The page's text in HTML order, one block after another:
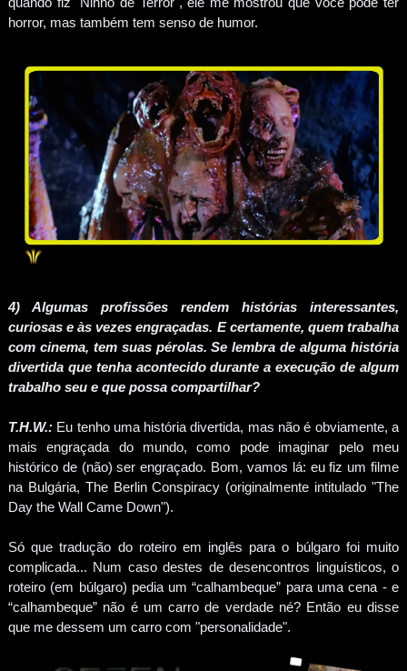
horror, mas também tem senso de humor.
4) Algumas profissões rendem histórias interessantes,
curiosas e às vezes engraçadas. E certamente, quem trabalha
com cinema, tem suas pérolas. Se lembra de alguma história
divertida que tenha acontecido durante a execução de algum
trabalho seu e que possa compartilhar?
T.H.W.:Eu tenho uma história divertida, mas não é obviamente, a
mais engraçada do mundo, como pode imaginar pelo meu
histórico de (não) ser engraçado. Bom, vamos lá: eu fiz um filme
na Bulgária, The Berlin Conspiracy (originalmente intitulado "The
Day the Wall Came Down").
Só que tradução do roteiro em inglês para o búlgaro foi muito
complicada... Num caso destes de desencontros linguísticos, o
roteiro (em búlgaro) pedia um “calhambeque” para uma cena - e
“calhambeque” não é um carro de verdade né? Então eu disse
que me dessem um carro com "personalidade".